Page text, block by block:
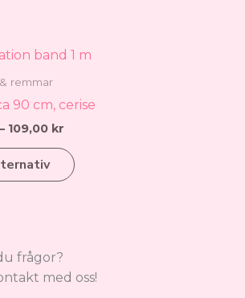
remmar
90 cm, cerise
– 109,00 kr
Prisintervall:
Den
har
flera
varianter.
väljas
på
frågor?
med oss!